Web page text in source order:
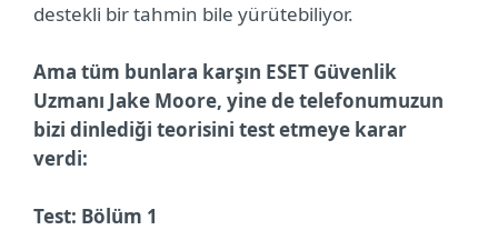
destekli bir tahmin bile yürütebiliyor.
Ama tüm bunlara karşın ESET Güvenlik
Uzmanı Jake Moore, yine de telefonumuzun
bizi dinlediği teorisini test etmeye karar
verdi:
Test: Bölüm 1